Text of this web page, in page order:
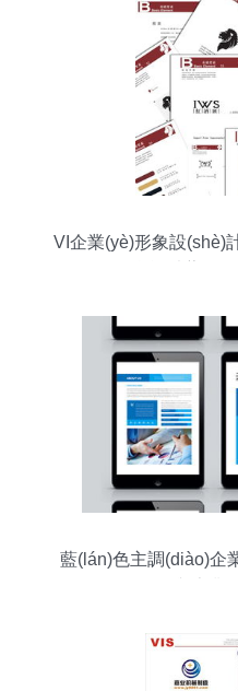
VI企業(yè)形象設(shè)
藍(lán)色主調(diào)企